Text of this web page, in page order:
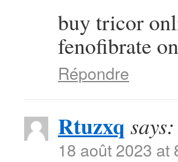
buy tricor
fenofibrate
Répondre
Rtuzxq says:
18 août 2023 at